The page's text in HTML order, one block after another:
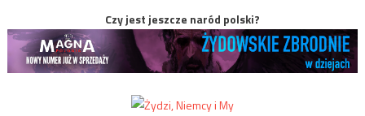
Czy jest jeszcze naród polski?